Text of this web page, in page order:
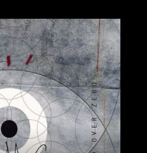
/ CLINICS